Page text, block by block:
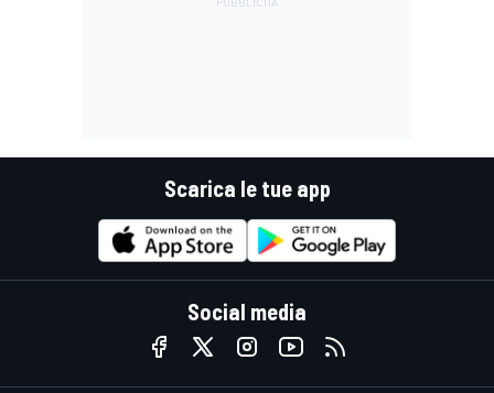
Scarica le tue app
Social media